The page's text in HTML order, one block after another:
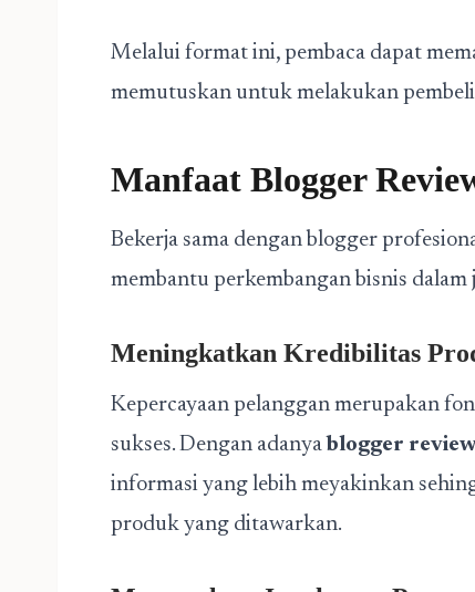
Melalui format ini, pembaca dapat
memutuskan untuk melakukan
Manfaat Blogger
Bekerja sama dengan blogger
membantu perkembangan bisnis dalam
Meningkatkan Kredibilitas
Kepercayaan pelanggan merupakan
sukses. Dengan adanya blogger
informasi yang lebih meyakinkan
produk yang ditawarkan.